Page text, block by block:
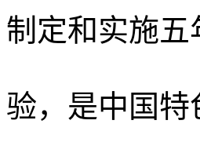
制定和实施
验，是中国